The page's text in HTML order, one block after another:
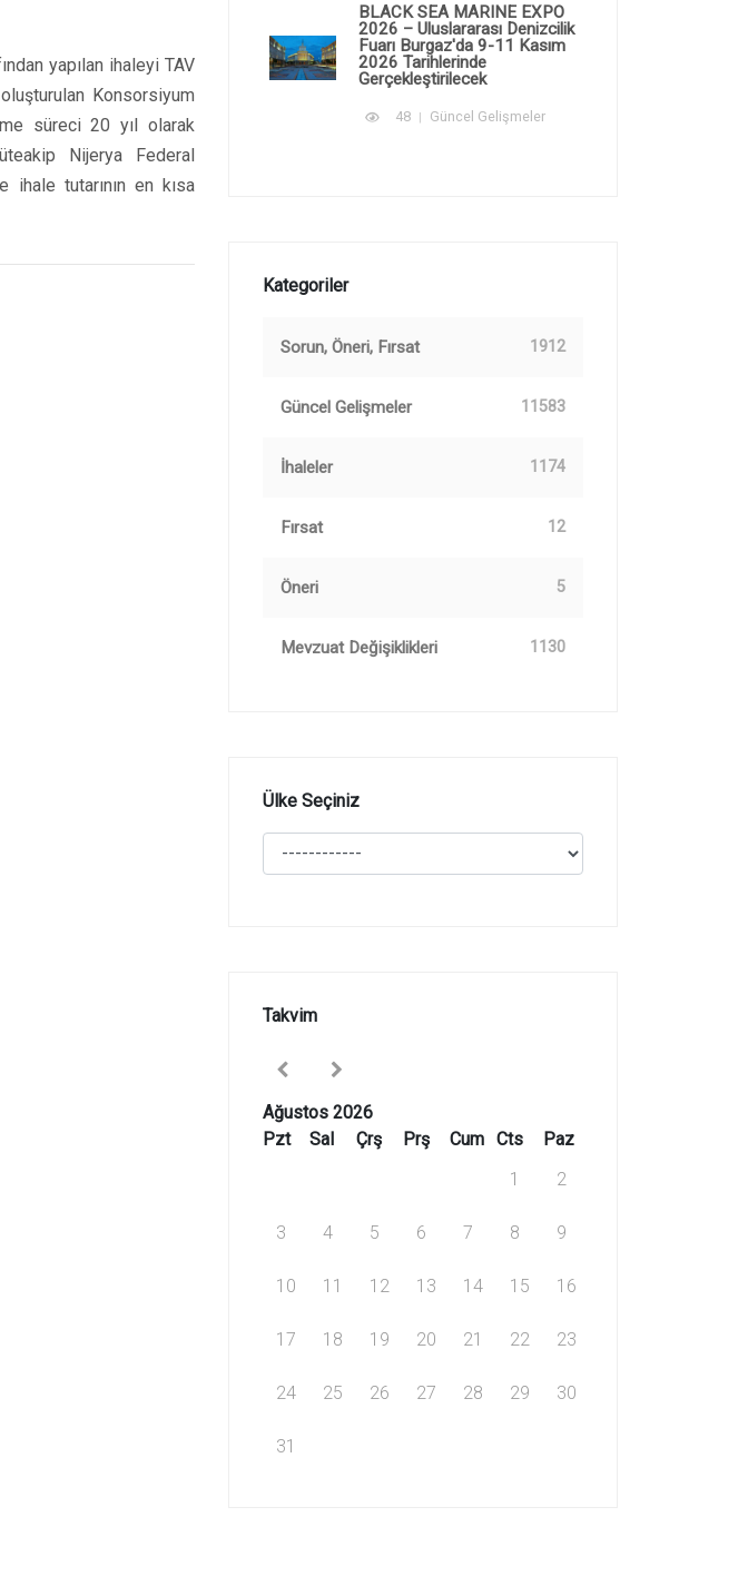
yapılan ihaleyi TAV
Konsorsiyum
süreci 20 yıl olarak
Nijerya Federal
tutarının en kısa
BLACK SEA MARINE EXPO
2026 – Uluslararası Denizcilik
Fuarı Burgaz'da 9-11 Kasım
2026 Tarihlerinde
Gerçekleştirilecek
48 Güncel Gelişmeler
Kategoriler
Sorun, Öneri, Fırsat 1912
Güncel Gelişmeler 11583
İhaleler 1174
Fırsat 12
Öneri 5
Mevzuat Değişiklikleri 1130
Ülke Seçiniz
Takvim
Ağustos 2026
Pzt
Sal Çrş Prş Cum Cts
Paz
1
2
3 4 5 6 7 8 9
10 11 12 13 14 15 16
17 18 19 20 21 22 23
24 25 26 27 28 29 30
31